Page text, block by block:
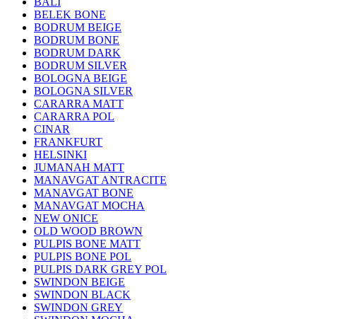
BELEK BONE
BODRUM BEIGE
BODRUM BONE
BODRUM DARK
BODRUM SILVER
BOLOGNA BEIGE
BOLOGNA SILVER
CARARRA MATT
CARARRA POL
CINAR
FRANKFURT
HELSINKI
JUMANAH MATT
MANAVGAT ANTRACITE
MANAVGAT BONE
MANAVGAT MOCHA
NEW ONICE
OLD WOOD BROWN
PULPIS BONE MATT
PULPIS BONE POL
PULPIS DARK GREY POL
SWINDON BEIGE
SWINDON BLACK
SWINDON GREY